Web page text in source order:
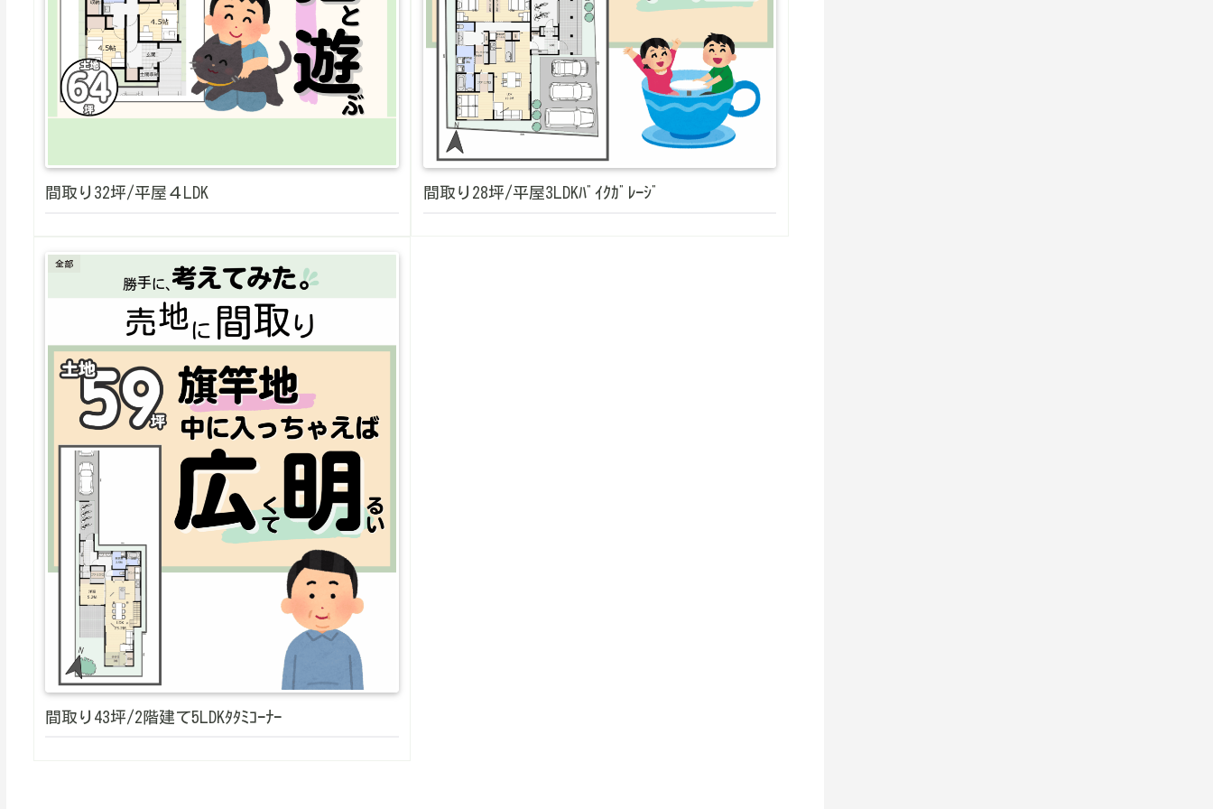
間取り32坪/平屋４LDK 間取り28坪/平屋3LDKﾊﾞｲｸｶﾞﾚｰｼﾞ
全部
間取り43坪/2階建て5LDKﾀﾀﾐｺｰﾅｰ